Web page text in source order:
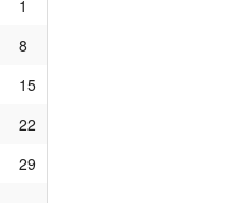
1
8
15
22
29